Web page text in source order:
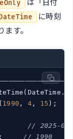
DateTime に時刻
す。
1990 , 4 , 15 );
// 2025-
// 1990